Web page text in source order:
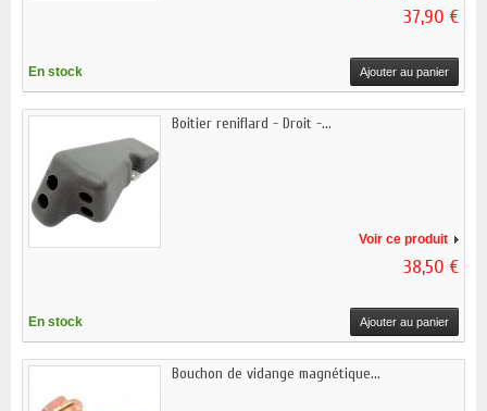
37,90 €
En stock Ajouter au panier
Boitier reniflard - Droit -...
Voir ce produit
38,50 €
En stock Ajouter au panier
Bouchon de vidange magnétique...